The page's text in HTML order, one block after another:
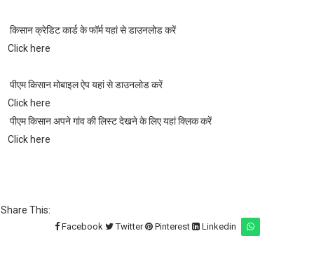
किसान क्रेडिट कार्ड के फॉर्म यहां से डाउनलोड करें
Click here
पीएम किसान मोबाइल ऐप यहां से डाउनलोड करें
Click here
पीएम किसान अपने गांव की लिस्ट देखने के लिए यहां क्लिक करें
Click here
Share This:
Facebook Twitter Pinterest Linkedin